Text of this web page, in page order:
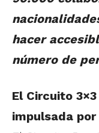
hacer
número de
El Circuito
impulsada